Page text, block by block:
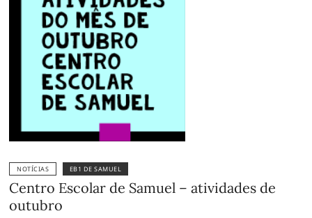
NOTÍCIAS EB1 DE SAMUEL
Centro Escolar de Samuel – atividades de
outubro